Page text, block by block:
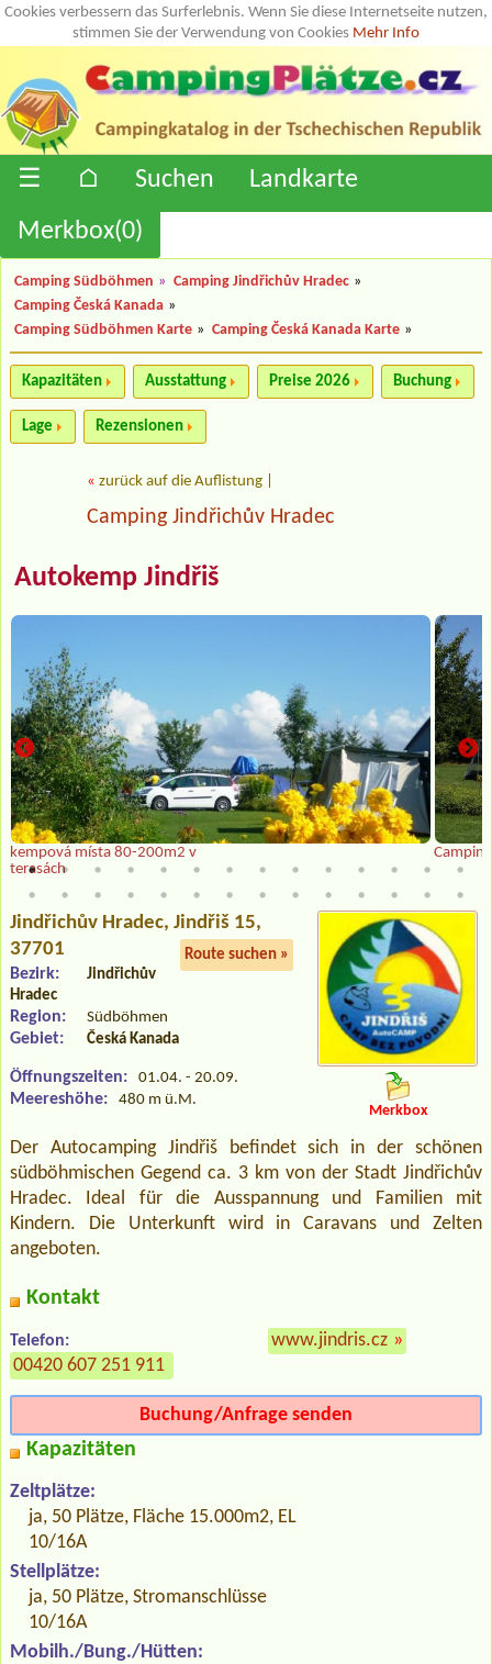
Cookies verbessern das Surferlebnis. Wenn Sie diese Internetseite nutzen,
stimmen Sie der Verwendung von Cookies Mehr Info
☰ ⌂ Suchen
Landkarte
Merkbox(0)
Camping Südböhmen » Camping Jindřichův Hradec »
Camping Česká Kanada »
Camping Südböhmen Karte » Camping Česká Kanada Karte »
Kapazitäten Ausstattung Preise 2026 Buchung
Lage Rezensionen
« zurück auf die Auflistung
Camping Jindřichův Hradec
Autokemp Jindřiš
kempová místa 80-200m2 v
terasách
Jindřichův Hradec, Jindřiš 15,
37701
Route suchen »
Bezirk:
Jindřichův
Hradec
Region: Südböhmen
Gebiet: Česká Kanada
Öffnungszeiten: 01.04. - 20.09.
Meereshöhe: 480 m ü.M.
Merkbox
Der Autocamping Jindřiš befindet sich in der schönen
südböhmischen Gegend ca. 3 km von der Stadt Jindřichův
Hradec. Ideal für die Ausspannung und Familien mit
Kindern. Die Unterkunft wird in Caravans und Zelten
angeboten.
Kontakt
Telefon:
00420 607 251 911
www.jindris.cz »
Buchung/Anfrage senden
Kapazitäten
Zeltplätze:
ja, 50 Plätze, Fläche 15.000m2, EL
10/16A
Stellplätze:
ja, 50 Plätze, Stromanschlüsse
10/16A
Mobilh./Bung./Hütten: